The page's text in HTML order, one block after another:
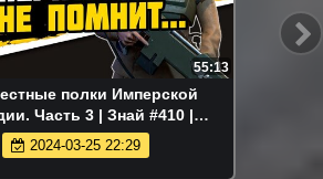
55:13
полки Имперской
Часть 3 | Знай #410 |
Warhammer 40000
2024-03-25 22:29